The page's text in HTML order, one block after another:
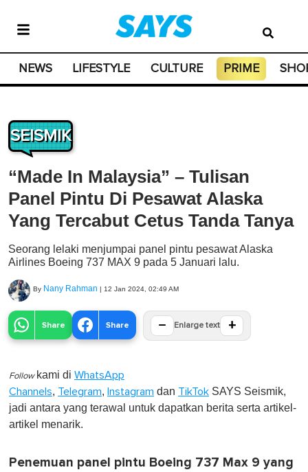
NEWS LIFESTYLE CULTURE PRIME
SEISMIK
“Made In Malaysia” – Tulisan
Panel Pintu Di Pesawat Alaska
Yang Tercabut Cetus Tanda Tanya
Seorang lelaki menjumpai panel pintu pesawat Alaska
Airlines Boeing 737 MAX 9 pada 5 Januari lalu.
By Nany Rahman | 12 Jan 2024, 02:49 AM
Share Share − Enlarge text +
Follow kami di WhatsApp
Channels, Telegram, Instagram dan TikTok SAYS Seismik,
jadi antara yang terawal untuk dapatkan berita serta artikel-
artikel menarik.
Penemuan panel pintu Boeing 737 Max 9 yang